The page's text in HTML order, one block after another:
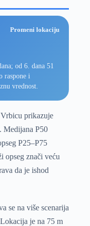
Promeni lokaciju
od 6. dana 51
raspone i
vrednost.
prikazuje
Medijana P50
P25–P75
opseg znači veću
da je ishod
se na više scenarija
je na 75 m